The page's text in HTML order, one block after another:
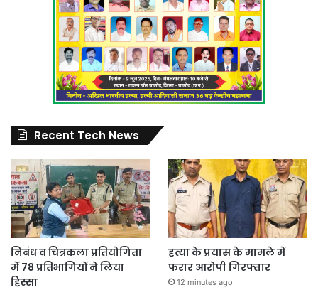
Recent Tech News
निबंध व चित्रकला प्रतियोगिता
में 78 प्रतिभागियों ने लिया
हिस्सा
हत्या के प्रयास के मामले में
फरार आरोपी गिरफ्तार
12 minutes ago